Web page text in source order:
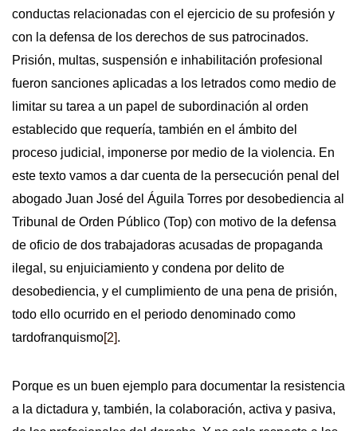
conductas relacionadas con el ejercicio de su profesión y
con la defensa de los derechos de sus patrocinados.
Prisión, multas, suspensión e inhabilitación profesional
fueron sanciones aplicadas a los letrados como medio de
limitar su tarea a un papel de subordinación al orden
establecido que requería, también en el ámbito del
proceso judicial, imponerse por medio de la violencia. En
este texto vamos a dar cuenta de la persecución penal del
abogado Juan José del Águila Torres por desobediencia al
Tribunal de Orden Público (Top) con motivo de la defensa
de oficio de dos trabajadoras acusadas de propaganda
ilegal, su enjuiciamiento y condena por delito de
desobediencia, y el cumplimiento de una pena de prisión,
todo ello ocurrido en el periodo denominado como
tardofranquismo[2].
Porque es un buen ejemplo para documentar la resistencia
a la dictadura y, también, la colaboración, activa y pasiva,